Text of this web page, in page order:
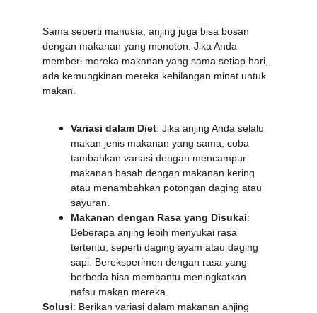
Sama seperti manusia, anjing juga bisa bosan
dengan makanan yang monoton. Jika Anda
memberi mereka makanan yang sama setiap hari,
ada kemungkinan mereka kehilangan minat untuk
makan.
Variasi dalam Diet: Jika anjing Anda selalu
makan jenis makanan yang sama, coba
tambahkan variasi dengan mencampur
makanan basah dengan makanan kering
atau menambahkan potongan daging atau
sayuran.
Makanan dengan Rasa yang Disukai:
Beberapa anjing lebih menyukai rasa
tertentu, seperti daging ayam atau daging
sapi. Bereksperimen dengan rasa yang
berbeda bisa membantu meningkatkan
nafsu makan mereka.
Solusi: Berikan variasi dalam makanan anjing